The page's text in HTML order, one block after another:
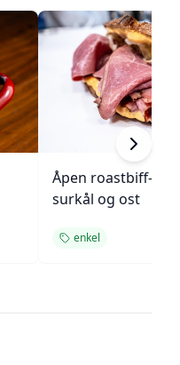
Åpen roastbiff-
surkål og ost
enkel